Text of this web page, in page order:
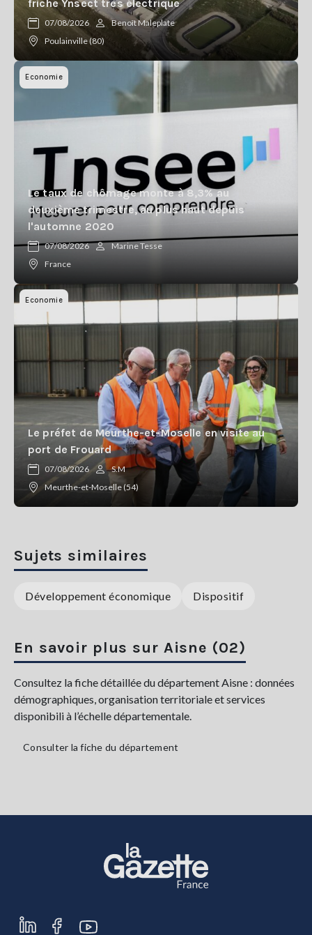
friche Ynsect très électrique
07/08/2026
Benoît Maleplate
Poulainville (80)
Economie
Le taux de chômage monte à 8,3% au
deuxième trimestre, au plus haut depuis
l'automne 2020
07/08/2026
Marine Tesse
France
Economie
Le préfet de Meurthe-et-Moselle en visite au
port de Frouard
07/08/2026
S.M
Meurthe-et-Moselle (54)
Sujets similaires
Développement économique Dispositif
En savoir plus sur Aisne (02)
Consultez la fiche détaillée du département Aisne : données
démographiques, organisation territoriale et services
disponibili à l’échelle départementale.
Consulter la fiche du département